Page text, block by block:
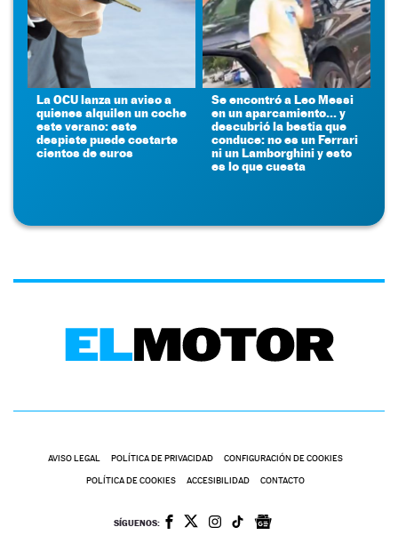
La OCU lanza un aviso a
quienes alquilen un coche
este verano: este
despiste puede costarte
cientos de euros
Se encontró a Leo Messi
en un aparcamiento... y
descubrió la bestia que
conduce: no es un Ferrari
ni un Lamborghini y esto
es lo que cuesta
AVISO LEGAL POLÍTICA DE PRIVACIDAD CONFIGURACIÓN DE COOKIES
POLÍTICA DE COOKIES ACCESIBILIDAD CONTACTO
SÍGUENOS: